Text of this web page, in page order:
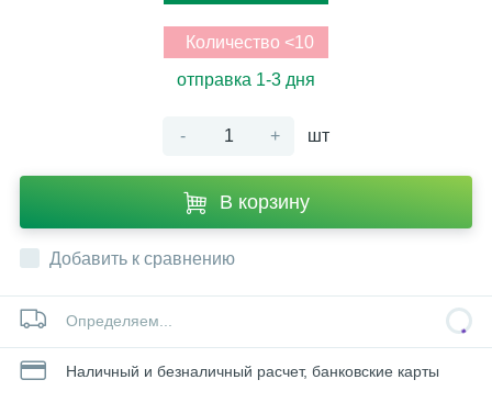
Количество <10
отправка 1-3 дня
- + шт
В корзину
Добавить к сравнению
Определяем...
Наличный и безналичный расчет, банковские карты